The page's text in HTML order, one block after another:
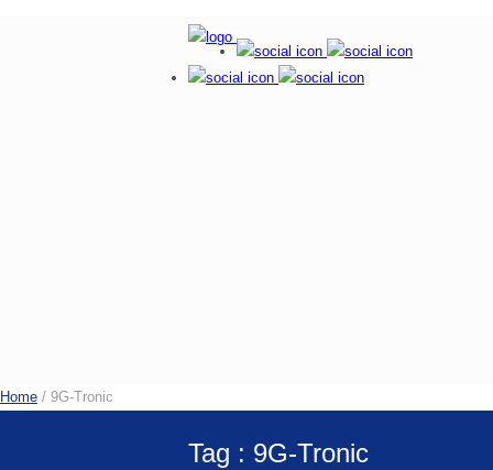
Home / 9G-Tronic
Tag : 9G-Tronic